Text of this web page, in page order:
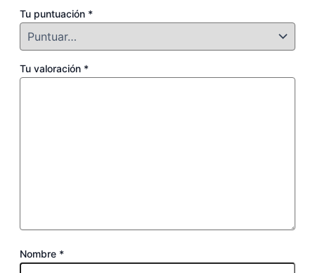
Tu puntuación *
Tu valoración *
Nombre *